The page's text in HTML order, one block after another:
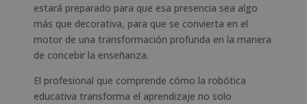
estará preparado para que esa presencia sea algo
más que decorativa, para que se convierta en el
motor de una transformación profunda en la manera
de concebir la enseñanza.
El profesional que comprende cómo la robótica
educativa transforma el aprendizaje no solo